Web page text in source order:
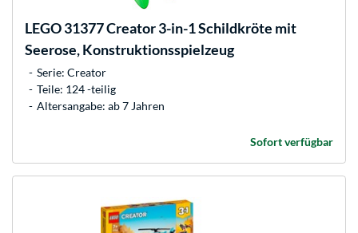
LEGO31377 Creator 3-in-1 Schildkröte mit
Seerose, Konstruktionsspielzeug
Serie: Creator
Teile: 124 -teilig
Altersangabe: ab 7 Jahren
Sofort verfügbar